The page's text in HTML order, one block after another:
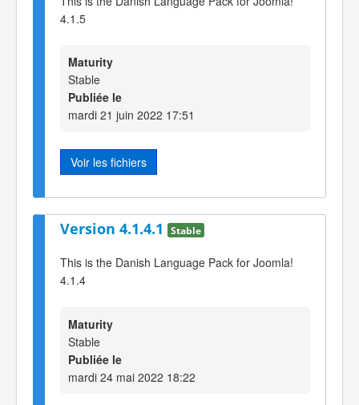
4.1.5
Maturity
Stable
Publiée le
mardi 21 juin 2022 17:51
Voir les fichiers
Version 4.1.4.1 Stable
This is the Danish Language Pack for Joomla!
4.1.4
Maturity
Stable
Publiée le
mardi 24 mai 2022 18:22